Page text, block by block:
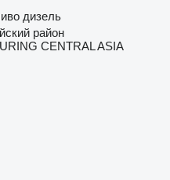
дизель
район
CENTRAL ASIA